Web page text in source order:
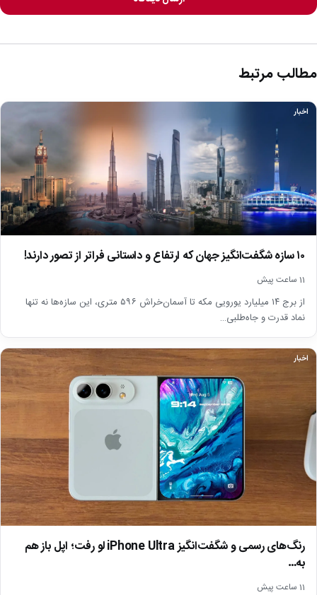
مطالب مرتبط
اخبار
۱۰ سازه شگفت‌انگیز جهان که ارتفاع و داستانی فراتر از تصور دارند!
11 ساعت پیش
از برج ۱۴ میلیارد یورویی مکه تا آسمان‌خراش ۵۹۶ متری، این سازه‌ها نه تنها
نماد قدرت و جاه‌طلبی…
اخبار
رنگ‌های رسمی و شگفت‌انگیز iPhone Ultra لو رفت؛ اپل باز هم
به…
11 ساعت پیش